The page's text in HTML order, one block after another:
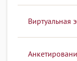
Виртуальная